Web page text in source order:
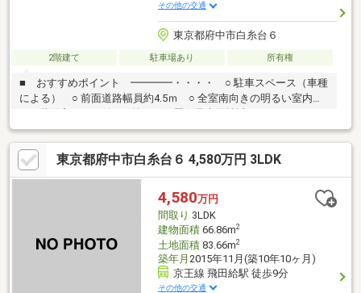
その他の交通
東京都府中市白糸台６
2階建て 駐車場あり 所有権
■ おすすめポイント ━━━━・・・・ ○ 駐車スペース（車種
による） ○ 前面道路幅員約4.5ｍ ○ 全室南向きの明るい室内
━━━━━・・・・京王線２駅利用可 ○ 京王線「飛田給」駅徒
歩9分 ○ 京王線「武蔵野台」駅徒歩9分■ ライフインフォメーシ
ョン ━━━・・・・ ○ 府中市立南白糸台小学校 約250ｍ ○
府中市立府中第六中学校 約960m ○ コープ府中車返店 約470m
○ マルエツ飛田給店 約690m ○ 白糸台東部公園 約280m ○ サン
東京都府中市白糸台６ 4,580万円 3LDK
4,580万円
間取り 3LDK
建物面積66.86m2
土地面積83.66m2
築年月 2015年11月(築10年10ヶ月)
京王線 飛田給駅 徒歩9分
その他の交通